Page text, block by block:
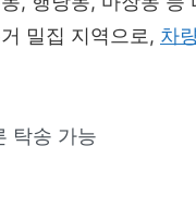
밀집 지역으로, 차
탁송 가능